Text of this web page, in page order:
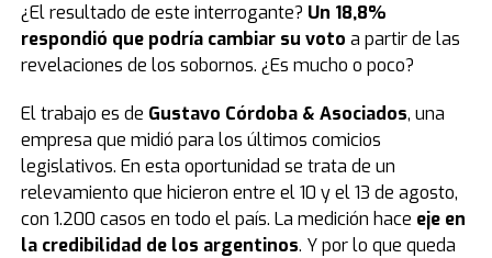
¿El resultado de este interrogante? Un 18,8%
respondió que podría cambiar su voto a partir de las
revelaciones de los sobornos. ¿Es mucho o poco?
El trabajo es de Gustavo Córdoba & Asociados, una
empresa que midió para los últimos comicios
legislativos. En esta oportunidad se trata de un
relevamiento que hicieron entre el 10 y el 13 de agosto,
con 1.200 casos en todo el país. La medición hace eje en
la credibilidad de los argentinos. Y por lo que queda